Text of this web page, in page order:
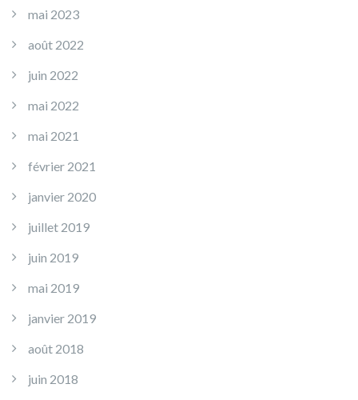
mai 2023
août 2022
juin 2022
mai 2022
mai 2021
février 2021
janvier 2020
juillet 2019
juin 2019
mai 2019
janvier 2019
août 2018
juin 2018